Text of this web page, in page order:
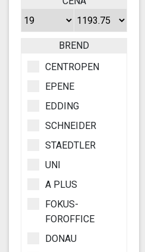
BREND
CENTROPEN
EPENE
EDDING
SCHNEIDER
STAEDTLER
UNI
A PLUS
FOKUS-
FOROFFICE
DONAU